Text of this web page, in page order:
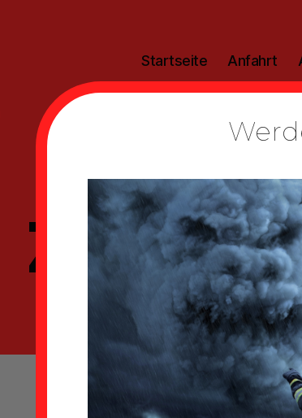
Startseite Anfahrt
Von